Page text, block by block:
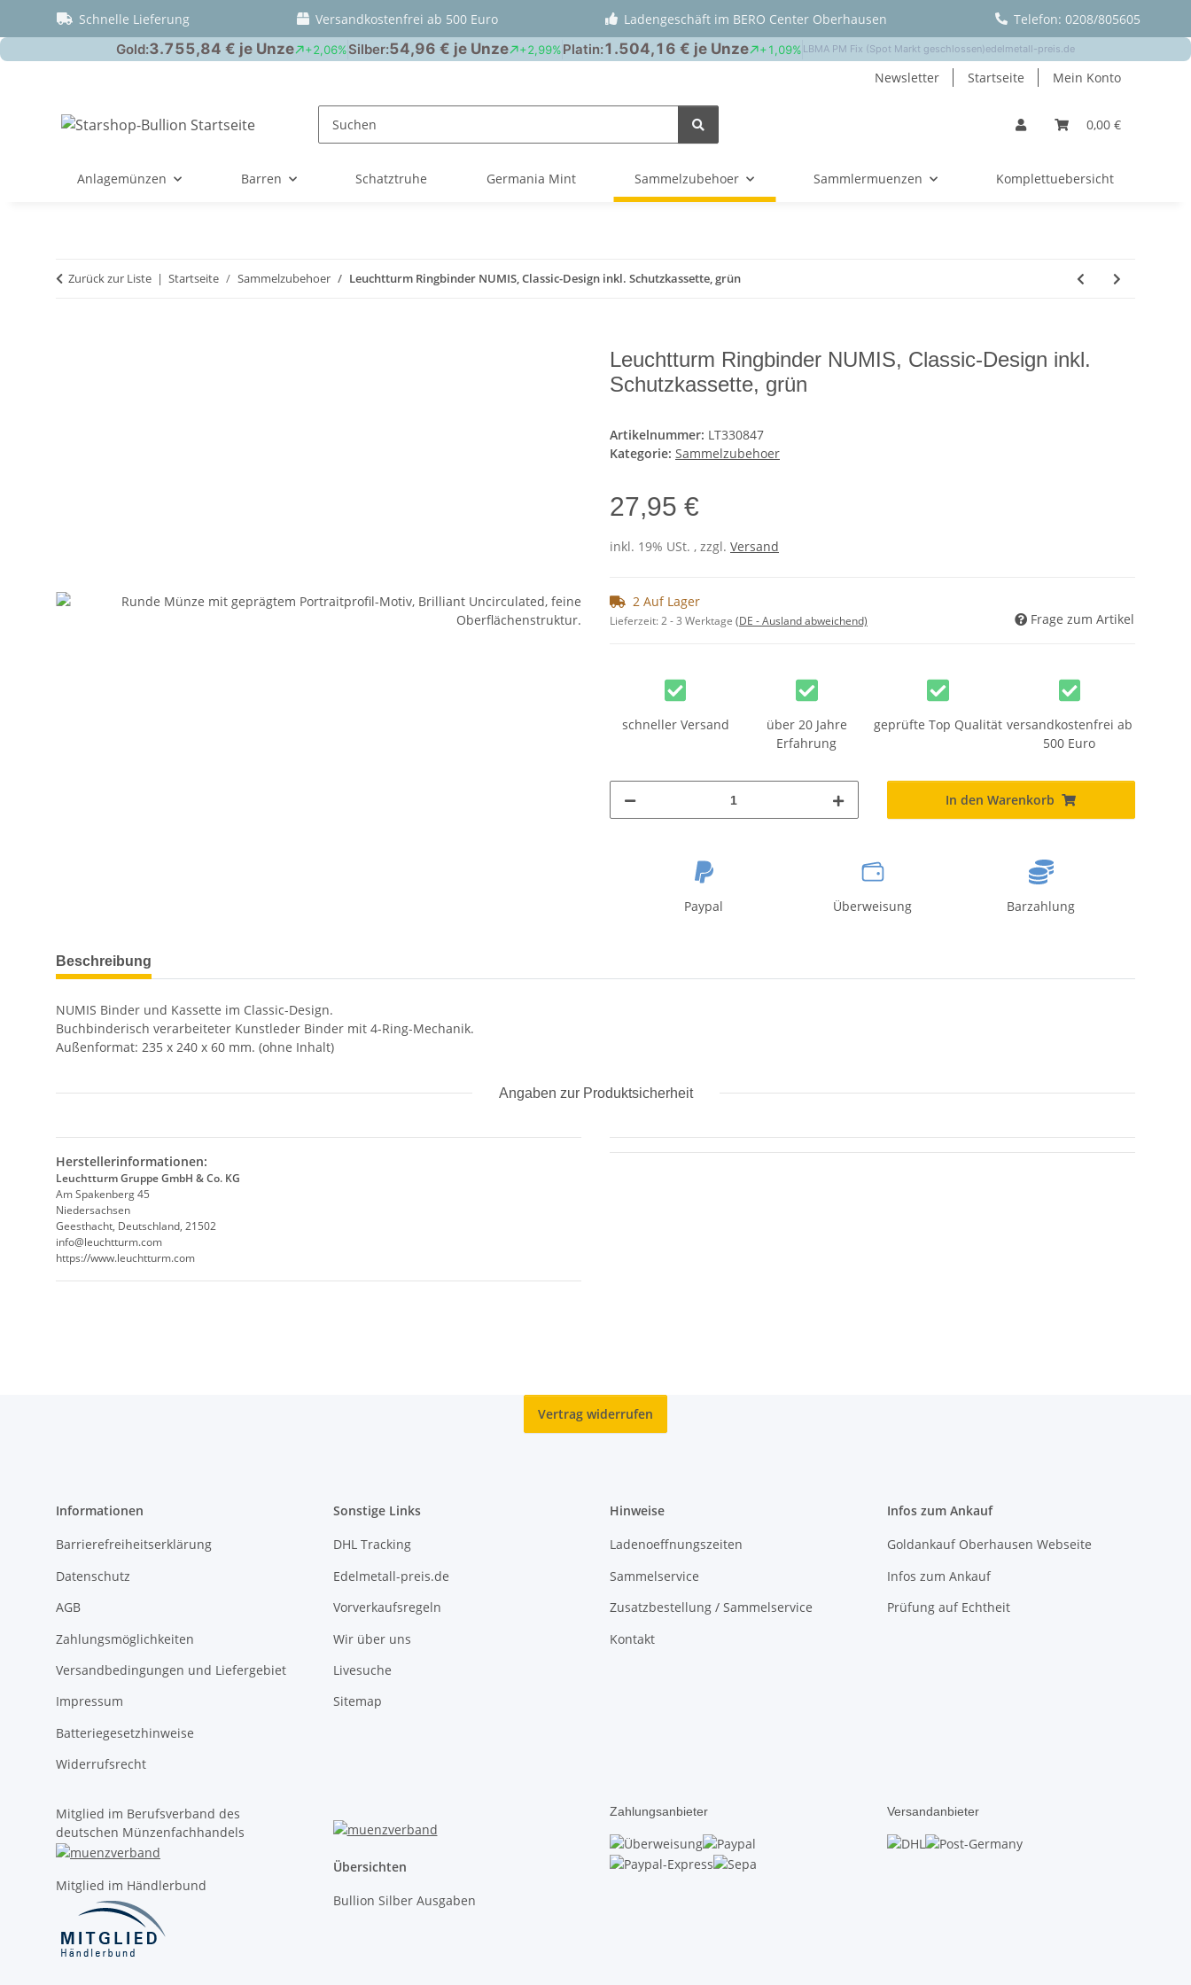
Schnelle Lieferung Versandkostenfrei ab 500 Euro Ladengeschäft im BERO Center Oberhausen Telefon: 0208/805605
Newsletter Startseite Mein Konto
0,00 €
Anlagemünzen Barren Schatztruhe Germania Mint Sammelzubehoer Sammlermuenzen Komplettuebersicht
Zurück zur Liste Startseite Sammelzubehoer Leuchtturm Ringbinder NUMIS, Classic-Design inkl. Schutzkassette, grün
Leuchtturm Ringbinder NUMIS, Classic-Design inkl.
Schutzkassette, grün
Artikelnummer: LT330847
Kategorie: Sammelzubehoer
27,95 €
inkl. 19% USt. , zzgl. Versand
2 Auf Lager
Lieferzeit:2 - 3 Werktage (DE - Ausland abweichend) Frage zum Artikel
schneller Versand
über 20 Jahre
Erfahrung
geprüfte Top Qualität versandkostenfrei ab
500 Euro
In den Warenkorb
Paypal Überweisung Barzahlung
weitere Registerkarten anzeigen
Beschreibung
NUMIS Binder und Kassette im Classic-Design.
Buchbinderisch verarbeiteter Kunstleder Binder mit 4-Ring-Mechanik.
Außenformat: 235 x 240 x 60 mm. (ohne Inhalt)
Angaben zur Produktsicherheit
Herstellerinformationen:
Leuchtturm Gruppe GmbH & Co. KG
Am Spakenberg 45
Niedersachsen
Geesthacht, Deutschland, 21502
info@leuchtturm.com
https://www.leuchtturm.com
Vertrag widerrufen
Informationen
Barrierefreiheitserklärung
Datenschutz
AGB
Zahlungsmöglichkeiten
Versandbedingungen und Liefergebiet
Impressum
Batteriegesetzhinweise
Widerrufsrecht
Sonstige Links
DHL Tracking
Edelmetall-preis.de
Vorverkaufsregeln
Wir über uns
Livesuche
Sitemap
Hinweise
Ladenoeffnungszeiten
Sammelservice
Zusatzbestellung / Sammelservice
Kontakt
Infos zum Ankauf
Goldankauf Oberhausen Webseite
Infos zum Ankauf
Prüfung auf Echtheit
Mitglied im Berufsverband des
deutschen Münzenfachhandels
Mitglied im Händlerbund
Übersichten
Bullion Silber Ausgaben
Zahlungsanbieter Versandanbieter